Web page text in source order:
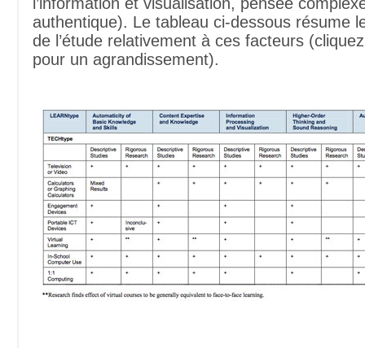
authentique). Le tableau ci-dessous résume
de l’étude relativement à ces facteurs
pour un agrandissement).